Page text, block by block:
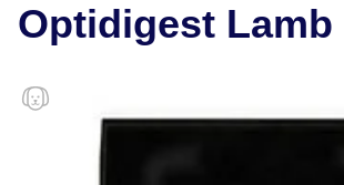
Kočky
Veterinární diety
Dárkové poukazy
Optidigest Lamb